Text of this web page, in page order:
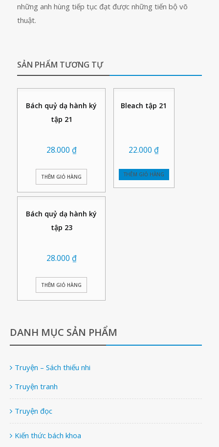
những anh hùng tiếp tục đạt được những tiến bộ võ
thuật.
SẢN PHẨM TƯƠNG TỰ
Bách quỷ dạ hành ký
tập 21
28.000 ₫
THÊM GIỎ HÀNG
Bleach tập 21
22.000 ₫
THÊM GIỎ HÀNG
Bách quỷ dạ hành ký
tập 23
28.000 ₫
THÊM GIỎ HÀNG
DANH MỤC SẢN PHẨM
Truyện – Sách thiếu nhi
Truyện tranh
Truyện đọc
Kiến thức bách khoa